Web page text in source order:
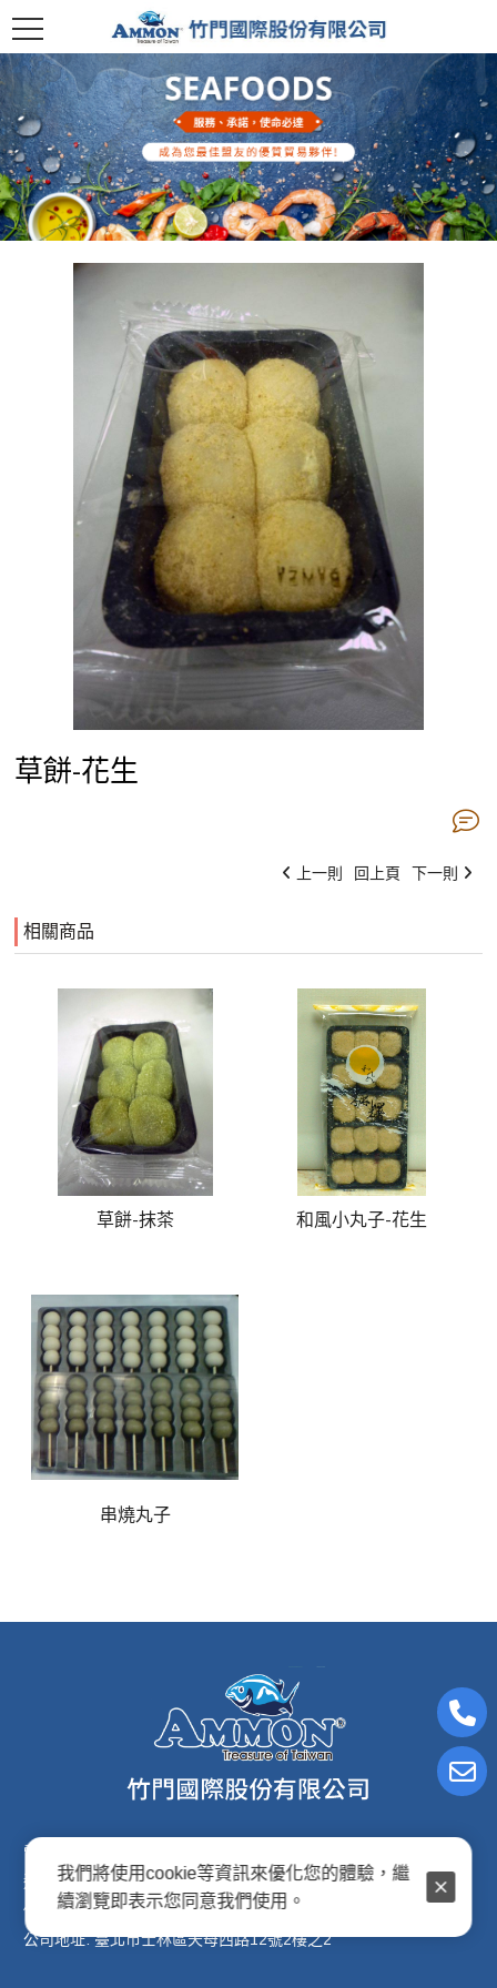
草餅-花生
上一則 回上頁 下一則
相關商品
草餅-抹茶 和風小丸子-花生
串燒丸子
電子信箱:ammon8@ms22.hinet.net
連絡電話: (02)2876-2691
傳真專線: (02)2876-2692
公司地址: 臺北市士林區天母西路12號2樓之2
我們將使用cookie等資訊來優化您的體驗，繼
續瀏覽即表示您同意我們使用。